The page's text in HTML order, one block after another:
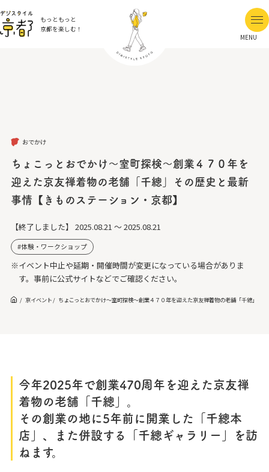
もっともっと
京都を楽しむ！
MENU
おでかけ
ちょこっとおでかけ～室町探検～創業４７０年を
迎えた京友禅着物の老舗「千總」その歴史と最新
事情【きものステーション・京都】
【終了しました】 2025.08.21 ～ 2025.08.21
体験・ワークショップ
※イベント中止や延期・開催時間が変更になっている場合がありま
す。事前に公式サイトなどでご確認ください。
京イベント ちょこっとおでかけ～室町探検～創業４７０年を迎えた京友禅着物の老舗「千總」そ
今年2025年で創業470周年を迎えた京友禅
着物の老舗「千總」。
その創業の地に5年前に開業した「千總本
店」、また併設する「千總ギャラリー」を訪
ねます。